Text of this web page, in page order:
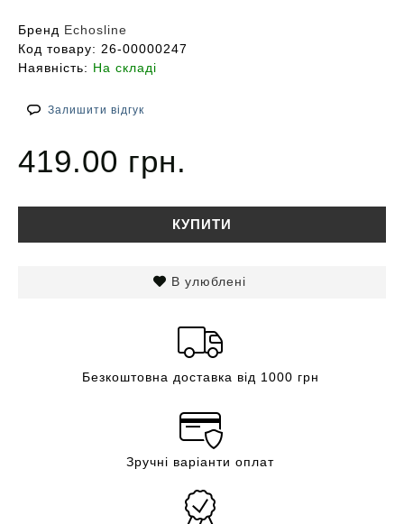
Бренд Echosline
Код товару: 26-00000247
Наявність: На складі
Залишити відгук
419.00 грн.
КУПИТИ
В улюблені
Безкоштовна доставка від 1000 грн
Зручні варіанти оплат